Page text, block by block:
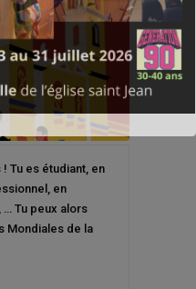
Tu es étudiant, en
en
… Tu peux alors
Mondiales de la